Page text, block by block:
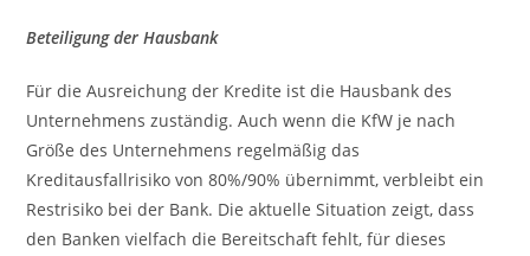
Beteiligung der Hausbank
Für die Ausreichung der Kredite ist die Hausbank des
Unternehmens zuständig. Auch wenn die KfW je nach
Größe des Unternehmens regelmäßig das
Kreditausfallrisiko von 80%/90% übernimmt, verbleibt ein
Restrisiko bei der Bank. Die aktuelle Situation zeigt, dass
den Banken vielfach die Bereitschaft fehlt, für dieses